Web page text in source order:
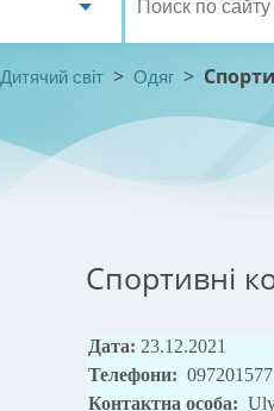
Дитячий світ > Одяг >
Спортивні
Дата: 23.12.2021
Телефони:
Контактна особа: